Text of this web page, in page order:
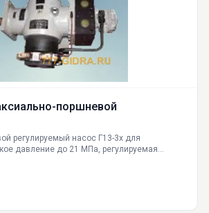
поршневой
регулируемый насос Г13-3х для
давление до 21 МПа, регулируемая